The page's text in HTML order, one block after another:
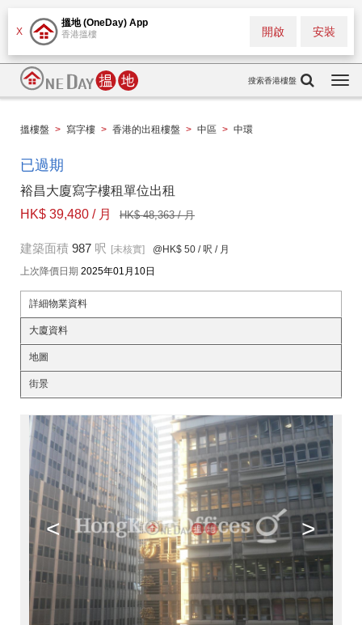
X
搵地 (OneDay) App
香港搵樓 安裝
開啟
搜索香港樓盤
搵樓盤 > 寫字樓 > 香港的出租樓盤 > 中區 > 中環
已過期
裕昌大廈寫字樓租單位出租
HK$ 39,480 / 月
HK$ 48,363 / 月
建築面積 987 呎 [未核實] @HK$ 50 / 呎 / 月
上次降價日期 2025年01月10日
詳細物業資料
大廈資料
地圖
街景
< >